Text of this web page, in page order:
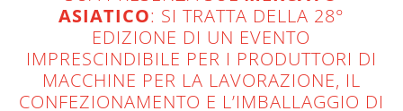
ASIATICO: SI TRATTA DELLA 28°
EDIZIONE DI UN EVENTO
IMPRESCINDIBILE PER I PRODUTTORI DI
MACCHINE PER LA LAVORAZIONE, IL
CONFEZIONAMENTO E L’IMBALLAGGIO DI